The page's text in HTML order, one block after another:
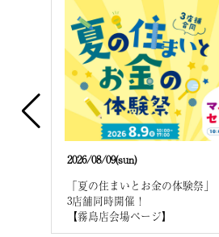
2026/08/09(sun)
「夏の住まいとお金の体験祭」
3店舗同時開催！
【霧島店会場ページ】